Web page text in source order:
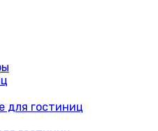
для гостиниц